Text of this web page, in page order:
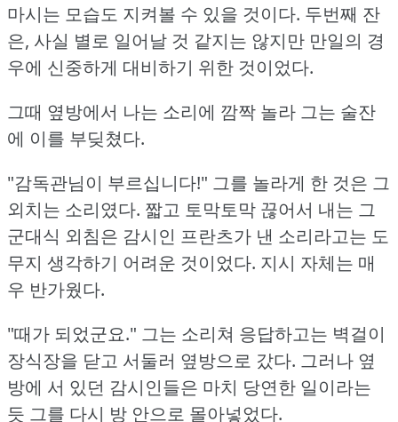
마시는 모습도 지켜볼 수 있을 것이다. 두번째 잔
은, 사실 별로 일어날 것 같지는 않지만 만일의 경
우에 신중하게 대비하기 위한 것이었다.
그때 옆방에서 나는 소리에 깜짝 놀라 그는 술잔
에 이를 부딪쳤다.
"감독관님이 부르십니다!" 그를 놀라게 한 것은 그
외치는 소리였다. 짧고 토막토막 끊어서 내는 그
군대식 외침은 감시인 프란츠가 낸 소리라고는 도
무지 생각하기 어려운 것이었다. 지시 자체는 매
우 반가웠다.
"때가 되었군요." 그는 소리쳐 응답하고는 벽걸이
장식장을 닫고 서둘러 옆방으로 갔다. 그러나 옆
방에 서 있던 감시인들은 마치 당연한 일이라는
듯 그를 다시 방 안으로 몰아넣었다.